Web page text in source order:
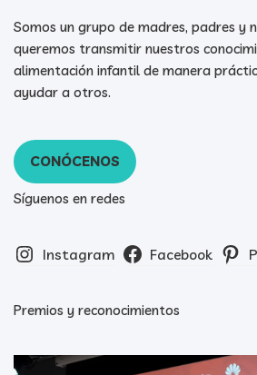
Somos un grupo de madres, padres y
queremos transmitir nuestros
alimentación infantil de manera
ayudar a otros.
CONÓCENOS
Síguenos en redes
Instagram Facebook
Premios y reconocimientos